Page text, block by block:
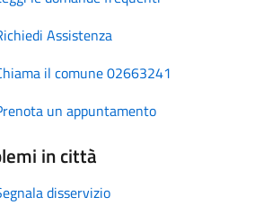
Assistenza
il comune 02663241
un appuntamento
in città
disservizio